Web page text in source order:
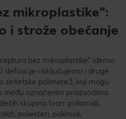
mikroplastike“:
i strože obećanje
bez mikroplastike“ idemo
definicije i isključujemo i druge
sintetske polimere3, koji mogu
među označenim proizvodima
skupina tvari: poliamidi,
poliesteri, poliimidi,